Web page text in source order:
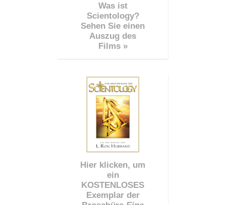
Was ist
Scientology?
Sehen Sie einen
Auszug des
Films »
Hier klicken, um
ein
KOSTENLOSES
Exemplar der